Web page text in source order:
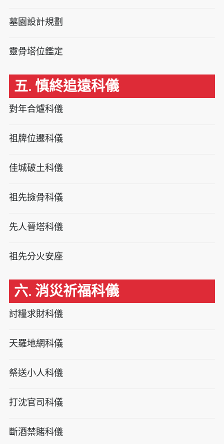
墓園設計規劃
靈骨塔位鑑定
五. 慎終追遠科儀
對年合爐科儀
祖牌位遷科儀
佳城破土科儀
祖先撿骨科儀
先人晉塔科儀
祖先分火安座
六. 消災祈福科儀
討糧求財科儀
天羅地網科儀
祭送小人科儀
打沈官司科儀
斷酒禁賭科儀